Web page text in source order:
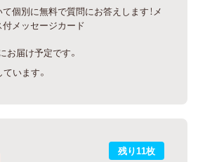
個別に無料で質問にお答えします！メ
メッセージカード
お届け予定です。
います。
残り11枚